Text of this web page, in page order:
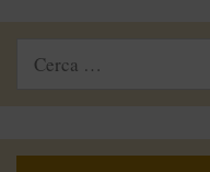
Ricerca